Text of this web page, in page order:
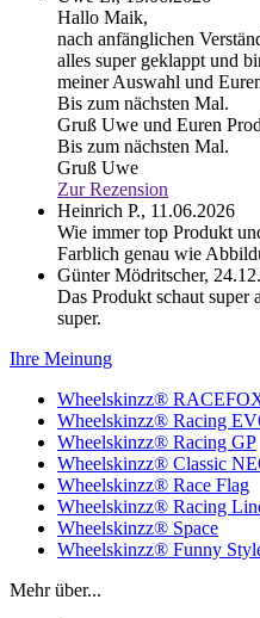
Hallo Maik,
nach anfänglichen
alles super geklappt und
meiner Auswahl und
Bis zum nächsten Mal.
Gruß Uwe und Euren
Bis zum nächsten Mal.
Gruß Uwe
Zur Rezension
Heinrich P., 11.06.2026
Wie immer top Produkt
Farblich genau wie
Günter Mödritscher,
Das Produkt schaut super
super.
Ihre Meinung
Wheelskinzz®
Wheelskinzz® Racing
Wheelskinzz® Racing GP
Wheelskinzz® Classic
Wheelskinzz® Race Flag
Wheelskinzz® Racing
Wheelskinzz® Space
Wheelskinzz® Funny
Mehr über...